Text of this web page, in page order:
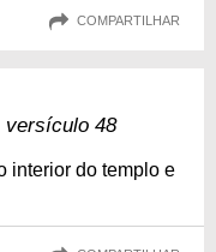
COMPARTILHAR
versículo 48
interior do templo e